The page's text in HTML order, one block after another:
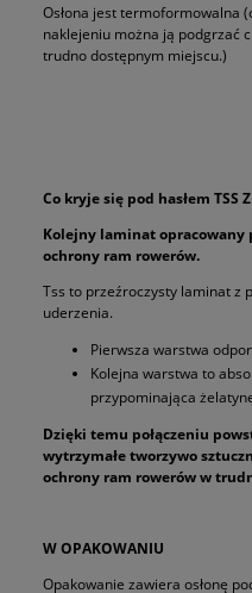
Osłona jest termoformowalna
naklejeniu można ją podgrzać
trudno dostępnym miejscu.)
Co kryje się pod hasłem TSS
Kolejny laminat opracowany
ochrony ram rowerów.
Tss to przeźroczysty laminat z
uderzenia.
Pierwsza warstwa
Kolejna warstwa to
przypominająca
Dzięki temu połączeniu
wytrzymałe tworzywo
ochrony ram rowerów w
W OPAKOWANIU
Opakowanie zawiera osłonę